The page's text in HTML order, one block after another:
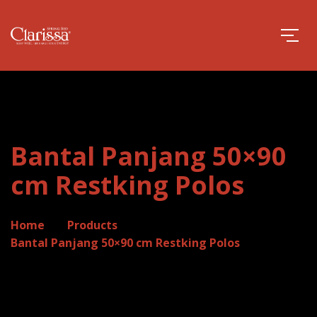
Bantal Panjang 50×90
cm Restking Polos
Home
Products
Bantal Panjang 50×90 cm Restking Polos